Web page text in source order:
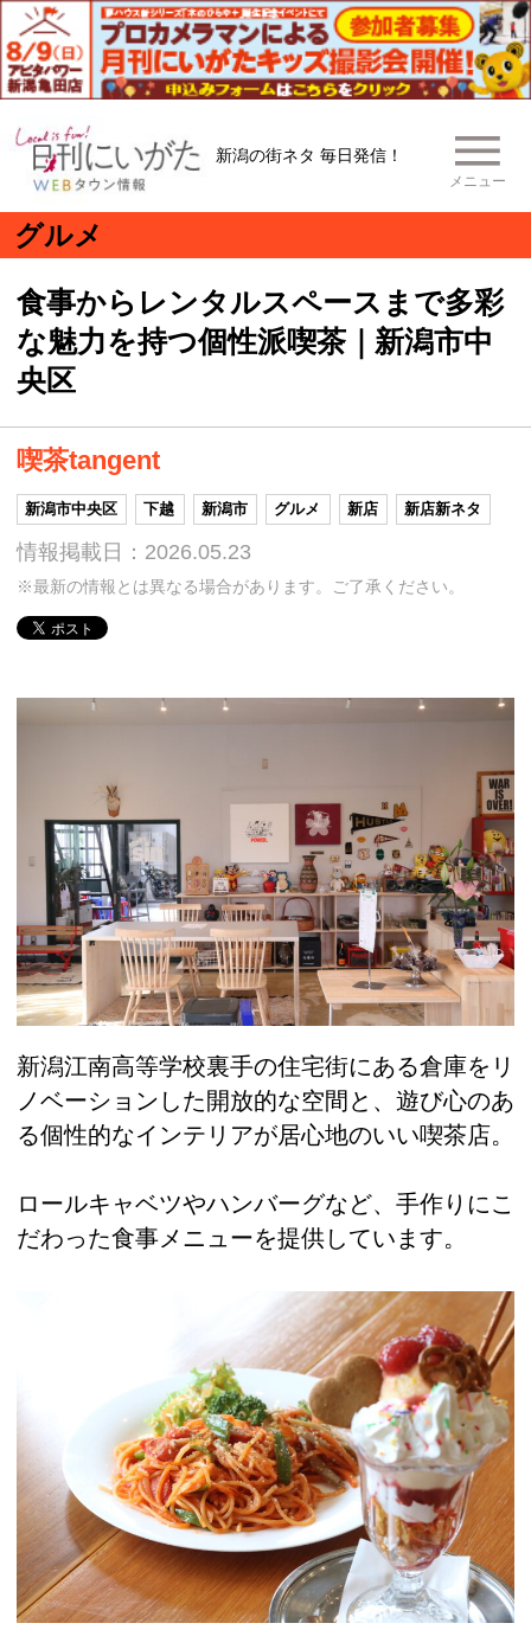
新潟の街ネタ 毎日発信！
メニュー
グルメ
食事からレンタルスペースまで多彩
な魅力を持つ個性派喫茶｜新潟市中
央区
喫茶tangent
新潟市中央区 下越 新潟市 グルメ 新店 新店新ネタ
情報掲載日：2026.05.23
※最新の情報とは異なる場合があります。ご了承ください。
新潟江南高等学校裏手の住宅街にある倉庫をリ
ノベーションした開放的な空間と、遊び心のあ
る個性的なインテリアが居心地のいい喫茶店。
ロールキャベツやハンバーグなど、手作りにこ
だわった食事メニューを提供しています。